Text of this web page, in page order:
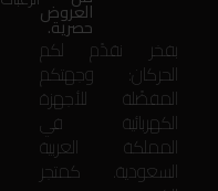
العروض
حصرية.
بفخر نقدّم لكم
الحركان: وجهتكم
المفضّلة للأجهزة
الكهربائية في
المملكة العربية
السعودية. كمتجر